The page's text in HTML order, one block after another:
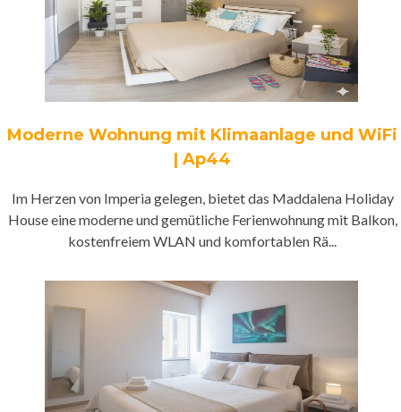
Moderne Wohnung mit Klimaanlage und WiFi
| Ap44
Im Herzen von Imperia gelegen, bietet das Maddalena Holiday
House eine moderne und gemütliche Ferienwohnung mit Balkon,
kostenfreiem WLAN und komfortablen Rä...